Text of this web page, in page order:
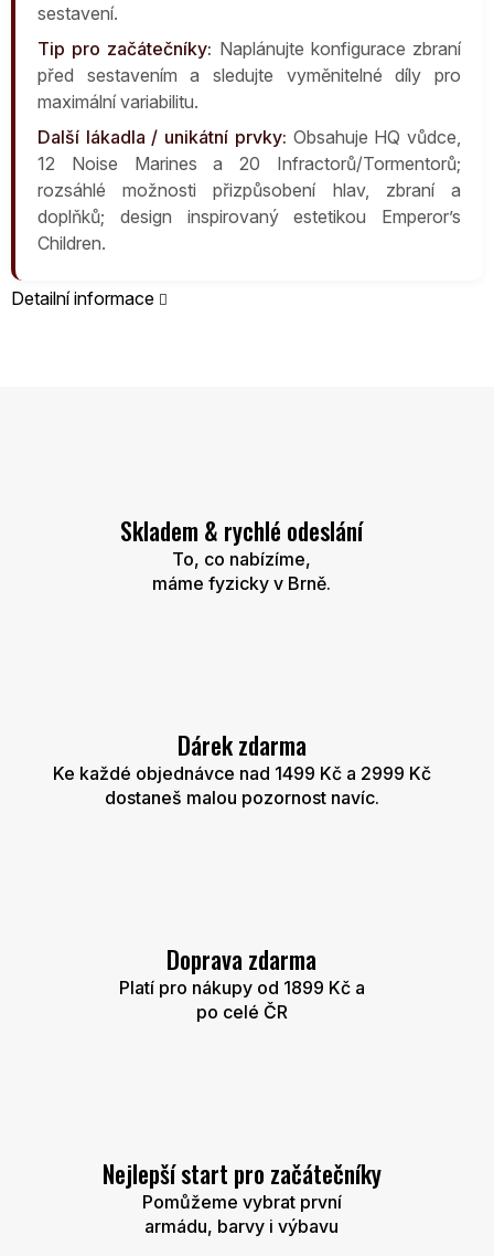
sestavení.
Tip pro začátečníky: Naplánujte konfigurace zbraní
před sestavením a sledujte vyměnitelné díly pro
maximální variabilitu.
Další lákadla / unikátní prvky: Obsahuje HQ vůdce,
12 Noise Marines a 20 Infractorů/Tormentorů;
rozsáhlé možnosti přizpůsobení hlav, zbraní a
doplňků; design inspirovaný estetikou Emperor’s
Children.
Detailní informace
Skladem & rychlé odeslání
To, co nabízíme,
máme fyzicky v Brně.
Dárek zdarma
Ke každé objednávce nad 1499 Kč a 2999 Kč
dostaneš malou pozornost navíc.
Doprava zdarma
Platí pro nákupy od 1899 Kč a
po celé ČR
Nejlepší start pro začátečníky
Pomůžeme vybrat první
armádu, barvy i výbavu